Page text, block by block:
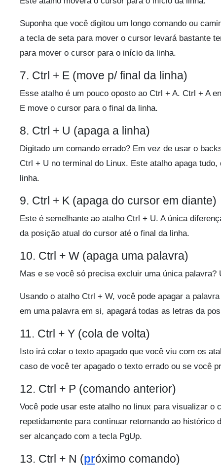
Suponha que você digitou um longo comando ou
a tecla de seta para mover o cursor levará bastante
para mover o cursor para o início da linha.
7. Ctrl + E (move p/ final da linha)
Esse atalho é um pouco oposto ao Ctrl + A. Ctrl + A
E move o cursor para o final da linha.
8. Ctrl + U (apaga a linha)
Digitado um comando errado? Em vez de usar o
Ctrl + U no terminal do Linux. Este atalho apaga
linha.
9. Ctrl + K (apaga do cursor em diante)
Este é semelhante ao atalho Ctrl + U. A única
da posição atual do cursor até o final da linha.
10. Ctrl + W (apaga uma palavra)
Mas e se você só precisa excluir uma única palavra?
Usando o atalho Ctrl + W, você pode apagar a
em uma palavra em si, apagará todas as letras da
11. Ctrl + Y (cola de volta)
Isto irá colar o texto apagado que você viu com os
caso de você ter apagado o texto errado ou se você
12. Ctrl + P (comando anterior)
Você pode usar este atalho no linux para visualizar o
repetidamente para continuar retornando ao
ser alcançado com a tecla PgUp.
13. Ctrl + N (próximo comando)